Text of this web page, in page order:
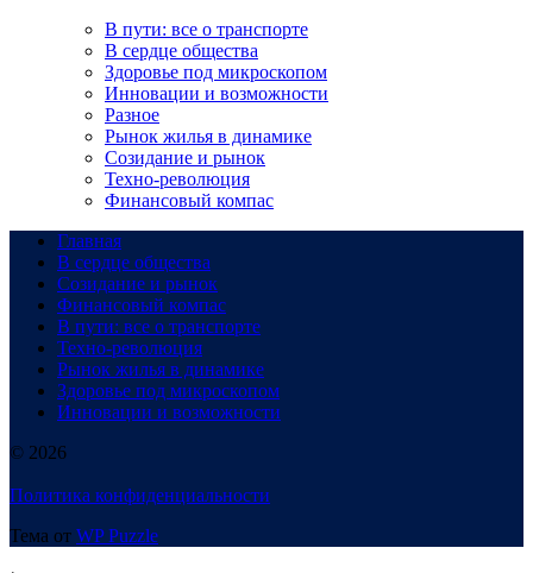
В пути: все о транспорте
В сердце общества
Здоровье под микроскопом
Инновации и возможности
Разное
Рынок жилья в динамике
Созидание и рынок
Техно-революция
Финансовый компас
Главная
В сердце общества
Созидание и рынок
Финансовый компас
В пути: все о транспорте
Техно-революция
Рынок жилья в динамике
Здоровье под микроскопом
Инновации и возможности
© 2026
Политика конфиденциальности
Тема от WP Puzzle